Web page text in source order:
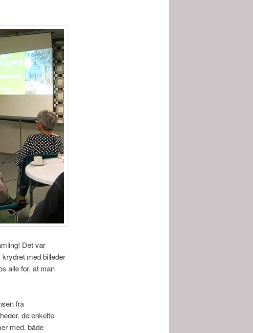
Det var
med billeder
alle for, at man
fra
de enkelte
med, både